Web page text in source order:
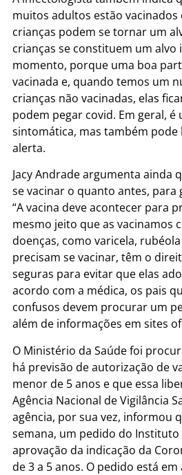
muitos adultos estão vacinados
crianças podem se tornar um
crianças se constituem um
momento, porque uma boa
vacinada e, quando temos um
crianças não vacinadas, elas
podem pegar covid. Em geral, é
sintomática, mas também pode
alerta.
Jacy Andrade argumenta ainda
se vacinar o quanto antes,
“A vacina deve acontecer para
mesmo jeito que as vacinamos
doenças, como varicela,
precisam se vacinar, têm o
seguras para evitar que elas
acordo com a médica, os pais
confusos devem procurar um
além de informações em sites
O Ministério da Saúde foi
há previsão de autorização de
menor de 5 anos e que essa
Agência Nacional de Vigilância
agência, por sua vez, informou
semana, um pedido do
aprovação da indicação da
de 3 a 5 anos. O pedido está em